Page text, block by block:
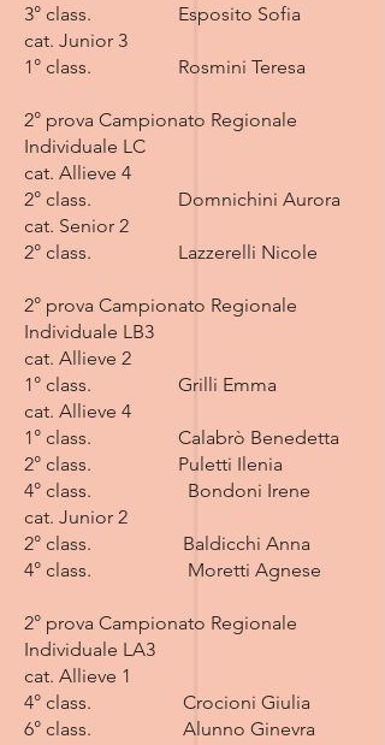
3° class. Esposito Sofia
cat. Junior 3
1° class. Rosmini Teresa
2° prova Campionato Regionale
Individuale LC
cat. Allieve 4
2° class. Domnichini Aurora
cat. Senior 2
2° class. Lazzerelli Nicole
2° prova Campionato Regionale
Individuale LB3
cat. Allieve 2
1° class. Grilli Emma
cat. Allieve 4
1° class. Calabrò Benedetta
2° class. Puletti Ilenia
4° class. Bondoni Irene
cat. Junior 2
2° class. Baldicchi Anna
4° class. Moretti Agnese
2° prova Campionato Regionale
Individuale LA3
cat. Allieve 1
4° class. Crocioni Giulia
6° class. Alunno Ginevra